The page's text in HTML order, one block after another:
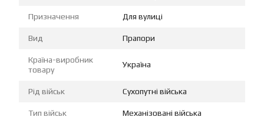
Призначення Для вулиці
Вид Прапори
Країна-виробник
товару
Україна
Рід військ Сухопутні війська
Тип військ Механізовані війська